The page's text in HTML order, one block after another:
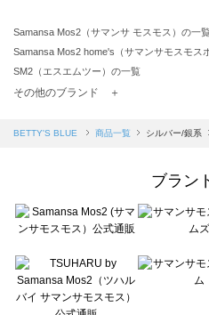
Samansa Mos2（サマンサ モスモス）の一
Samansa Mos2 home's（サマンサモスモス
SM2（エスエムツー）の一覧
TSUHARU by Samansa Mos2（ツハルバイ
Samansa Mos2 blue（サマンサモスモス ブ
Te chichi（テチチ）の一覧
Te chichi CLASSIC（テチチ クラシック）の
Lugnoncure（ルノンキュール）の一覧
BETTY'S BLUE（べティーズブルー）の一覧
Wpc.（ワールドパーティー）の一覧
その他のブランド ＋
BETTY'S BLUE 商品一覧 シルバー/銀系
ブラン